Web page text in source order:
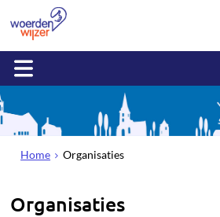
Home Organisaties
Organisaties